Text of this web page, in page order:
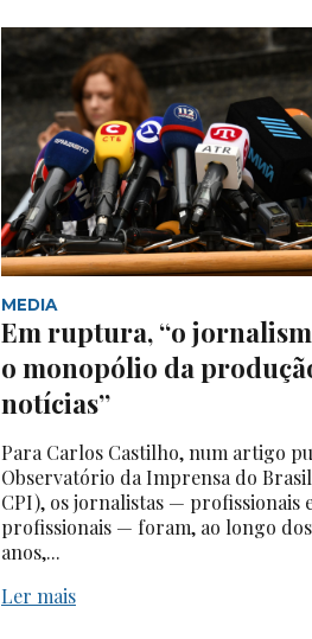
MEDIA
Em ruptura, “o
o monopólio da
notícias”
Para Carlos Castilho, num artigo
Observatório da Imprensa do
CPI), os jornalistas — profissionais
profissionais — foram, ao longo
anos,...
Ler mais